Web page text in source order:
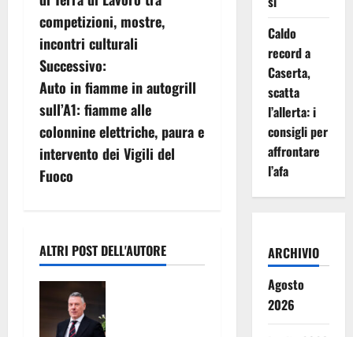
i
g
a
z
i
e
competizioni, mostre,
incontri culturali
Successivo:
Auto in fiamme in autogrill
sull’A1: fiamme alle
colonnine elettriche, paura e
intervento dei Vigili del
Fuoco
ALTRI POST DELL'AUTORE
Caldo
record a
Caserta,
scatta
l’allerta: i
consigli per
affrontare
l’afa
ARCHIVIO
Agosto
2026